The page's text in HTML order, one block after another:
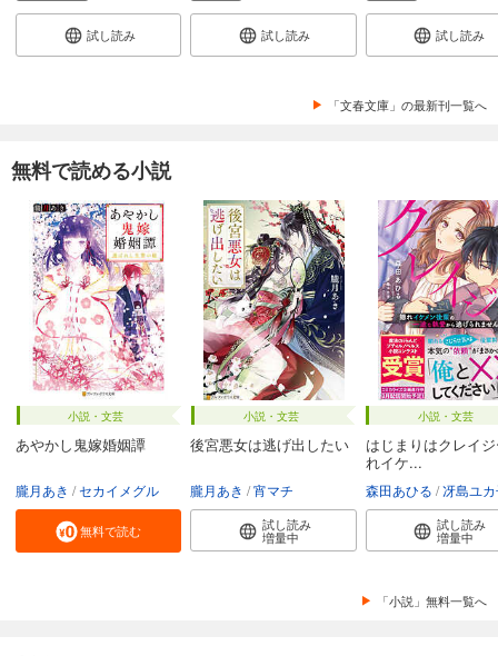
試し読み 試し読み 試し読み
「文春文庫」の最新刊一覧へ
無料で読める小説
小説・文芸
あやかし鬼嫁婚姻譚
朧月あき セカイメグル
無料で読む
小説・文芸
後宮悪女は逃げ出したい
朧月あき 宵マチ
試し読み
増量中
小説・文芸
はじまりはクレイ
れイケ...
森田あひる 冴島ユ
試し読み
増量中
「小説」無料一覧へ